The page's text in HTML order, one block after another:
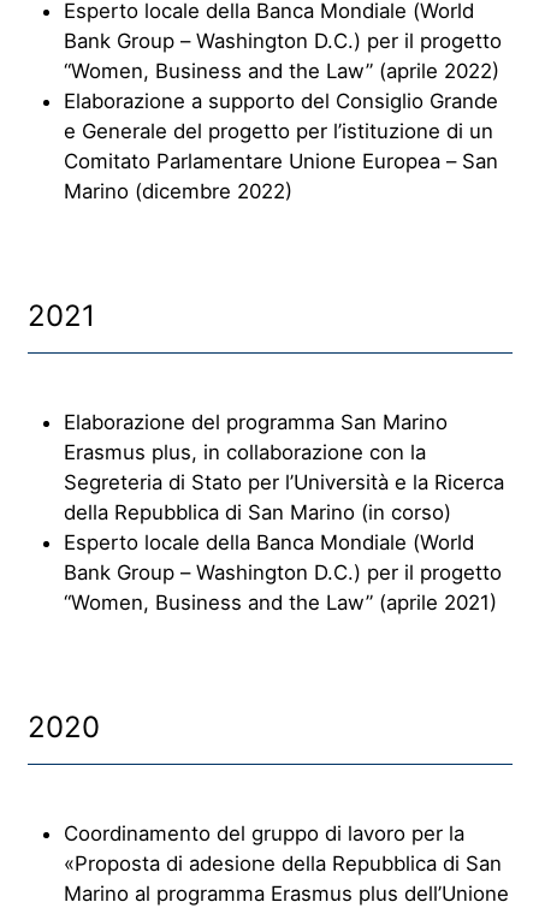
Esperto locale della Banca Mondiale (World
Bank Group – Washington D.C.) per il progetto
“Women, Business and the Law” (aprile 2022)
Elaborazione a supporto del Consiglio Grande
e Generale del progetto per l’istituzione di un
Comitato Parlamentare Unione Europea – San
Marino (dicembre 2022)
2021
Elaborazione del programma San Marino
Erasmus plus, in collaborazione con la
Segreteria di Stato per l’Università e la Ricerca
della Repubblica di San Marino (in corso)
Esperto locale della Banca Mondiale (World
Bank Group – Washington D.C.) per il progetto
“Women, Business and the Law” (aprile 2021)
2020
Coordinamento del gruppo di lavoro per la
«Proposta di adesione della Repubblica di San
Marino al programma Erasmus plus dell’Unione